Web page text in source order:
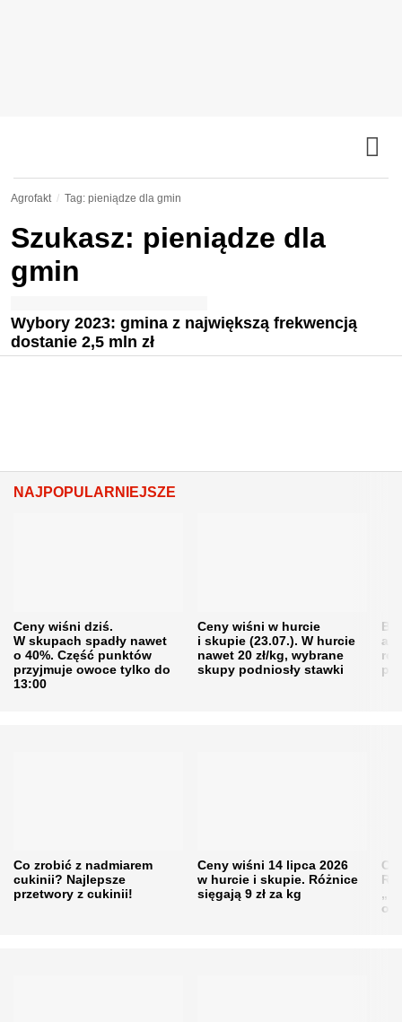
Agrofakt Tag: pieniądze dla gmin
Szukasz: pieniądze dla
gmin
Wybory 2023: gmina z największą frekwencją
dostanie 2,5 mln zł
NAJPOPULARNIEJSZE
Ceny wiśni dziś.
W skupach spadły nawet
o 40%. Część punktów
przyjmuje owoce tylko do
13:00
Ceny wiśni w hurcie
i skupie (23.07.). W hurcie
nawet 20 zł/kg, wybrane
skupy podniosły stawki
Co zrobić z nadmiarem
cukinii? Najlepsze
przetwory z cukinii!
Ceny wiśni 14 lipca 2026
w hurcie i skupie. Różnice
sięgają 9 zł za kg